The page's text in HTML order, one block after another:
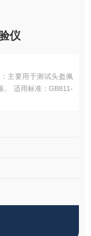
仪
主要用于测试头盔佩
。 适用标准：GB811-